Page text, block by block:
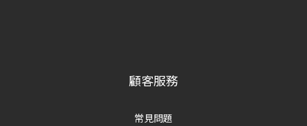
顧客服務
常見問題